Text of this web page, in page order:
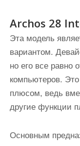
Archos 28
Эта модель
вариантом.
но его все равно
компьютеров.
плюсом, ведь
другие функции
Основным